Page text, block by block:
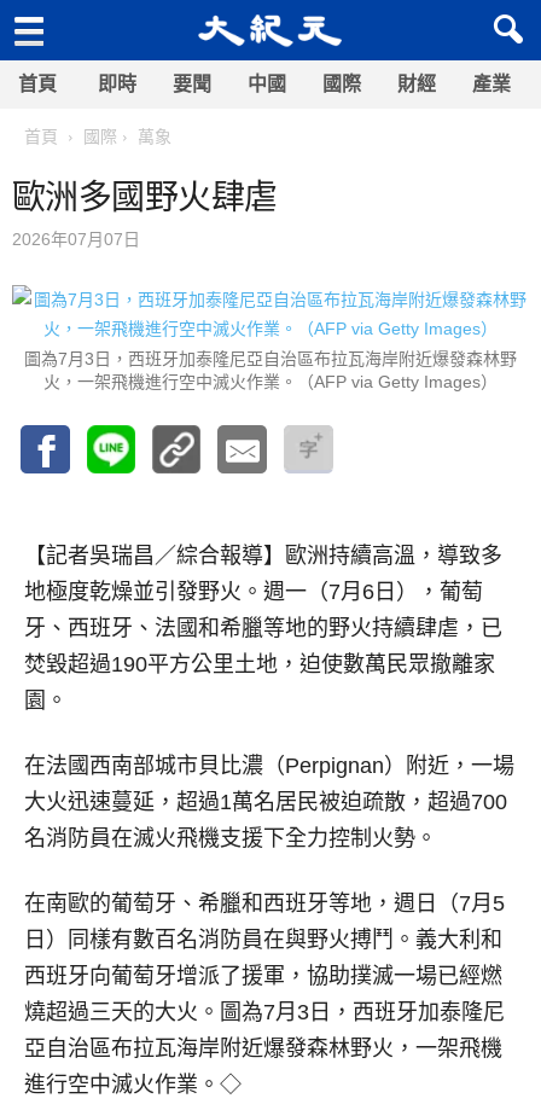
首頁 即時 要聞 中國 國際 財經 產業
首頁 國際 萬象
歐洲多國野火肆虐
2026年07月07日
圖為7月3日，西班牙加泰隆尼亞自治區布拉瓦海岸附近爆發森林野
火，一架飛機進行空中滅火作業。（AFP via Getty Images）
【記者吳瑞昌／綜合報導】 歐洲持續高溫，導致多
地極度乾燥並引發野火。週一（7月6日），葡萄
牙、西班牙、法國和希臘等地的野火持續肆虐，已
焚毀超過190平方公里土地，迫使數萬民眾撤離家
園。
在法國西南部城市貝比濃（Perpignan）附近，一場
大火迅速蔓延，超過1萬名居民被迫疏散，超過700
名消防員在滅火飛機支援下全力控制火勢。
在南歐的葡萄牙、希臘和西班牙等地，週日（7月5
日）同樣有數百名消防員在與野火搏鬥。義大利和
西班牙向葡萄牙增派了援軍，協助撲滅一場已經燃
燒超過三天的大火。圖為7月3日，西班牙加泰隆尼
亞自治區布拉瓦海岸附近爆發森林野火，一架飛機
進行空中滅火作業。◇